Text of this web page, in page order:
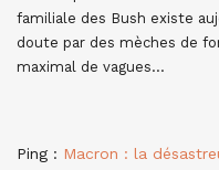
familiale des Bush existe
doute par des mèches de
maximal de vagues…
Ping : Macron : la